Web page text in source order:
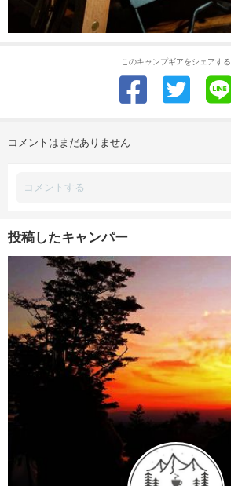
このキャンプギアをシェアする
コメントはまだありません
投稿したキャンパー